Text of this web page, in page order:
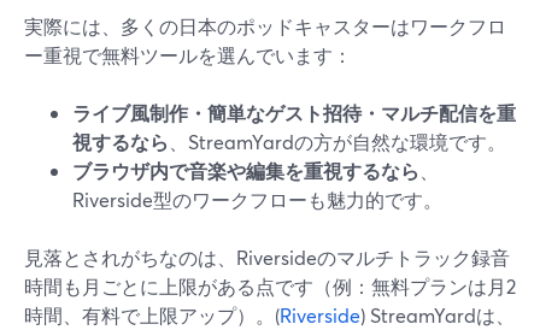
実際には、多くの日本のポッドキャスターはワークフロ
ー重視で無料ツールを選んでいます：
ライブ風制作・簡単なゲスト招待・マルチ配信を重
視するなら 、StreamYardの方が自然な環境です。
ブラウザ内で音楽や編集を重視するなら
Riverside型のワークフローも魅力的です。
見落とされがちなのは、Riversideのマルチトラック録音
時間も月ごとに上限がある点です（例：無料プランは月2
時間、有料で上限アップ）。(Riverside) StreamYardは、